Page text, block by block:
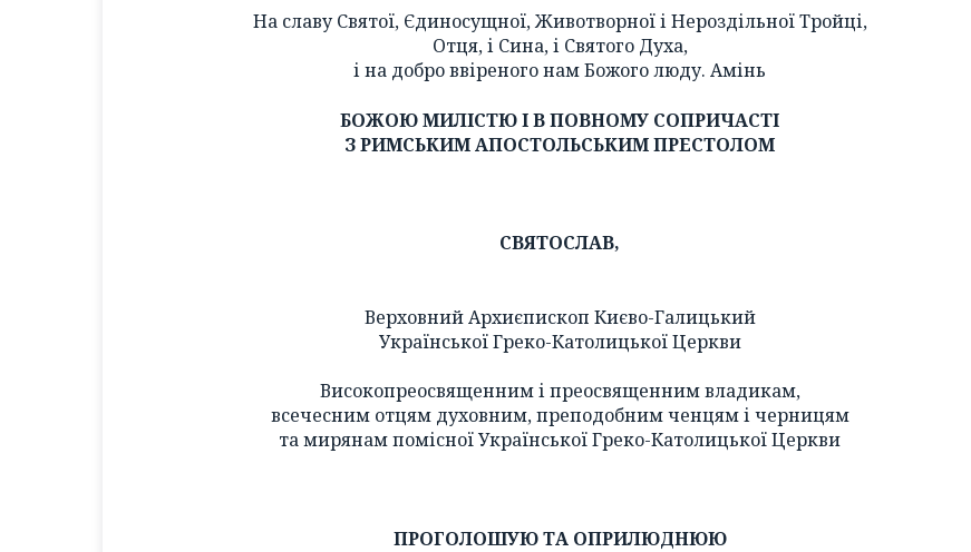
На славу Святої, Єдиносущної, Животворної і Нероздільної Тройці,
Отця, і Сина, і Святого Духа,
і на добро ввіреного нам Божого люду. Амінь
БОЖОЮ МИЛІСТЮІ В ПОВНОМУ СОПРИЧАСТІ
З РИМСЬКИМ АПОСТОЛЬСЬКИМ ПРЕСТОЛОМ
СВЯТОСЛАВ,
Верховний Архиєпископ Києво-Галицький
Української Греко-Католицької Церкви
Високопреосвященним і преосвященним владикам,
всечесним отцям духовним, преподобним ченцям і черницям
та мирянам помісної Української Греко-Католицької Церкви
ПРОГОЛОШУЮ ТА ОПРИЛЮДНЮЮ